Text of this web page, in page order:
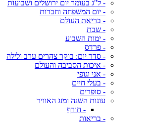
- ל"ג בעומר יום ירושלים ושבועות
- יום המשפחה וחברות
- בריאת העולם
- שבת
- ימות השבוע
- פרדס
- סדר יום: בוקר צהרים ערב ולילה
- איכות הסביבה והעולם
- אני וגופי
- בעלי חיים
- סופרים
עונות השנה ומזג האוויר
- חורף
- בריאות